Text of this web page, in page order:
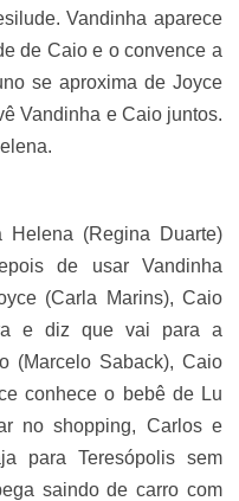
Vandinha aparece
de Caio e o convence a
se aproxima de Joyce
Vandinha e Caio juntos.
Helena (Regina Duarte)
de usar Vandinha
(Carla Marins), Caio
e diz que vai para a
(Marcelo Saback), Caio
conhece o bebê de Lu
no shopping, Carlos e
para Teresópolis sem
saindo de carro com